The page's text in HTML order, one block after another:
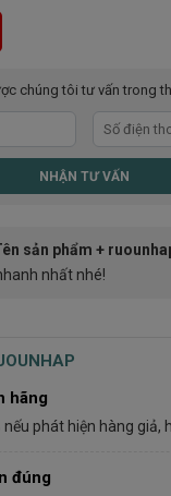
chúng tôi tư vấn trong
sản phẩm +
nhất nhé!
hãng
nếu phát hiện hàng giả,
đúng